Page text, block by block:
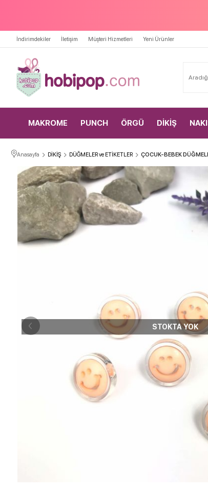
İndirimdekiler İletişim Müşteri Hizmetleri Yeni Ürünler
MAKROME PUNCH ÖRGÜ DİKİŞ
Anasayfa DİKİŞ DÜĞMELER ve ETİKETLER ÇOCUK-BEBEK
STOKTA YOK